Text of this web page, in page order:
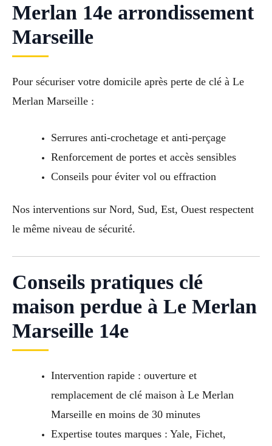
Merlan 14e arrondissement
Marseille
Pour sécuriser votre domicile après perte de clé à Le
Merlan Marseille :
Serrures anti-crochetage et anti-perçage
Renforcement de portes et accès sensibles
Conseils pour éviter vol ou effraction
Nos interventions sur Nord, Sud, Est, Ouest respectent
le même niveau de sécurité.
Conseils pratiques clé
maison perdue à Le Merlan
Marseille 14e
Intervention rapide : ouverture et
remplacement de clé maison à Le Merlan
Marseille en moins de 30 minutes
Expertise toutes marques : Yale, Fichet,